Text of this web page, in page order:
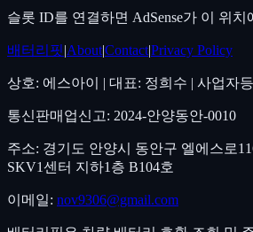
슬롯 ID를 연결하면 AdSense가 이 위치
배터리핏|About|Contact|Privacy Policy
상호: 에스아이 | 대표: 정희수 | 사업자
통신판매업신고: 2024-안양동안-0010
주소: 경기도 안양시 동안구 엘에스로
SKV1센터 지하1층 B104호
이메일: nov9306@gmail.com